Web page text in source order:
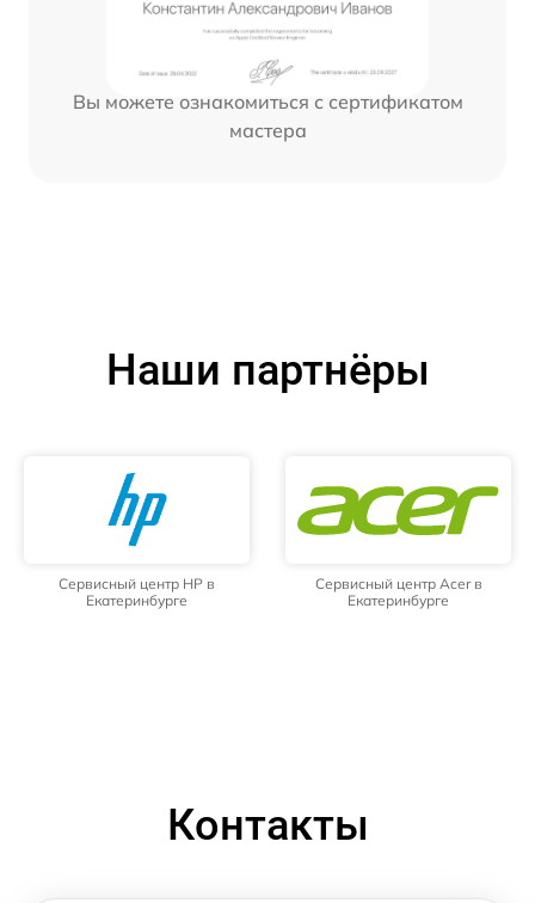
Вы можете ознакомиться с сертификатом
мастера
Наши партнёры
Сервисный центр HP в
Екатеринбурге
Сервисный центр Acer в
Екатеринбурге
Контакты